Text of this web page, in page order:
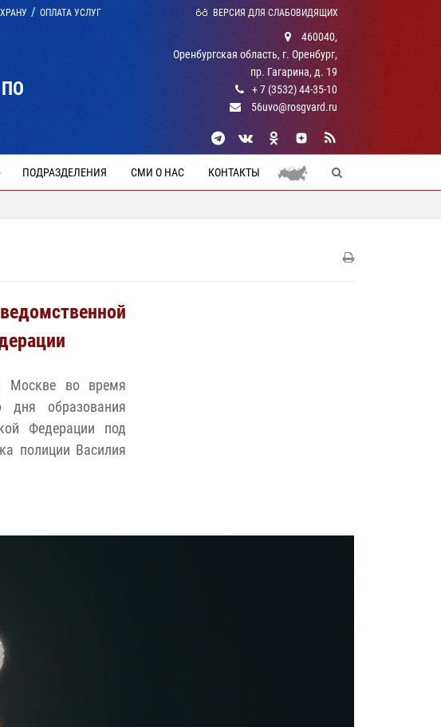
ОПЛАТА УСЛУГ ВЕРСИЯ ДЛЯ СЛАБОВИДЯЩИХ
460040,
Оренбургская область, г. Оренбург,
пр. Гагарина, д. 19
+ 7 (3532) 44-35-10
56uvo@rosgvard.ru
ПОДРАЗДЕЛЕНИЯ СМИ О НАС КОНТАКТЫ
Москве во время
дня образования
Федерации под
полиции Василия